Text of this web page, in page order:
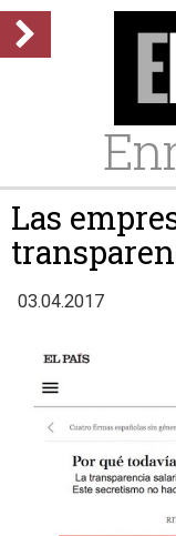
Las
03.04.2017